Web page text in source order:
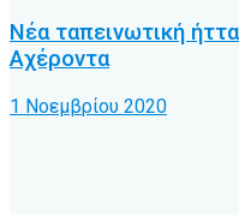
Νέα ταπεινωτική
Αχέροντα
1 Νοεμβρίου 2020